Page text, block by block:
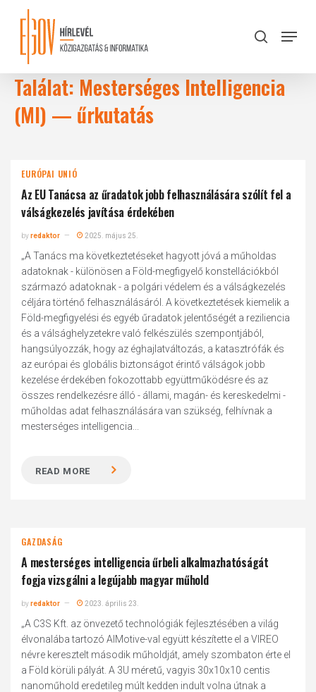
content
search
Menu
Találat: Mesterséges Intelligencia
(MI) — űrkutatás
EURÓPAI UNIÓ
Az EU Tanácsa az űradatok jobb felhasználására szólít fel a
válságkezelés javítása érdekében
byredaktor 2025. május 25.
„A Tanács ma következtetéseket hagyott jóvá a műholdas
adatoknak - különösen a Föld-megfigyelő konstellációkból
származó adatoknak - a polgári védelem és a válságkezelés
céljára történő felhasználásáról. A következtetések kiemelik a
Föld-megfigyelési és egyéb űradatok jelentőségét a reziliencia
és a válsághelyzetekre való felkészülés szempontjából,
hangsúlyozzák, hogy az éghajlatváltozás, a katasztrófák és
az európai és globális biztonságot érintő válságok jobb
kezelése érdekében fokozottabb együttműködésre és az
összes rendelkezésre álló - állami, magán- és kereskedelmi -
műholdas adat felhasználására van szükség, felhívnak a
mesterséges intelligencia...
READ MORE
GAZDASÁG
A mesterséges intelligencia űrbeli alkalmazhatóságát
fogja vizsgálni a legújabb magyar műhold
byredaktor 2023. április 23.
„A C3S Kft. az önvezető technológiák fejlesztésében a világ
élvonalába tartozó AIMotive-val együtt készítette el a VIREO
névre keresztelt második műholdját, amely szombaton érte el
a Föld körüli pályát. A 3U méretű, vagyis 30x10x10 centis
nanoműhold eredetileg múlt kedden indult volna útnak a
Close